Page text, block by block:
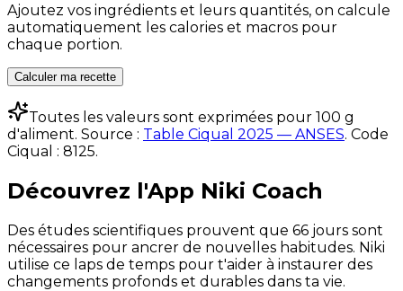
Ajoutez vos ingrédients et leurs quantités, on calcule
automatiquement les calories et macros pour
chaque portion.
Calculer ma recette
Toutes les valeurs sont exprimées pour 100 g
d'aliment. Source : Table Ciqual 2025 — ANSES. Code
Ciqual : 8125.
Découvrez l'App Niki Coach
Des études scientifiques prouvent que 66 jours sont
nécessaires pour ancrer de nouvelles habitudes. Niki
utilise ce laps de temps pour t'aider à instaurer des
changements profonds et durables dans ta vie.